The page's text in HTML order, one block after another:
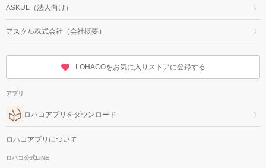
ASKUL（法人向け）
アスクル株式会社（会社概要）
LOHACOをお気に入りストアに登録する
アプリ
ロハコアプリをダウンロード
ロハコアプリについて
ロハコ公式LINE